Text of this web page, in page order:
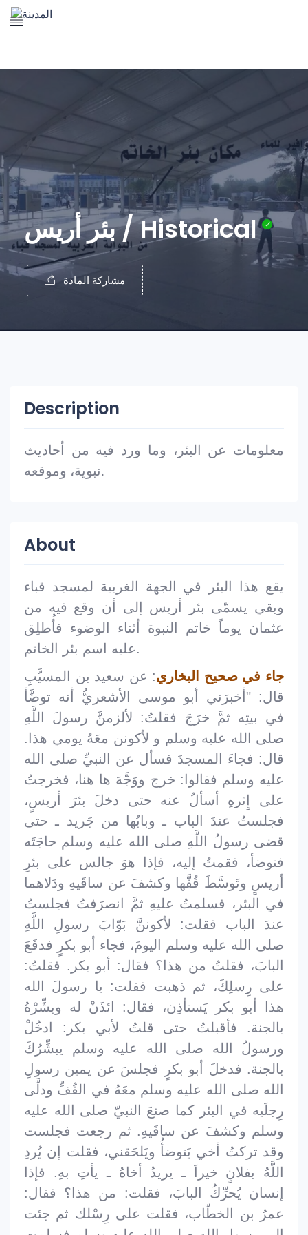
The Prophet's Mosque
Madena services
بئر أريس / Historical
مشاركة المادة
Description
معلومات عن البئر، وما ورد فيه من أحاديث
نبوية، وموقعه.
About
يقع هذا البئر في الجهة الغربية لمسجد قباء
وبقي يسمّى بئر أريس إلى أن وقع فيه من
عثمان يوماً خاتم النبوة أثناء الوضوء فأُطلِق
عليه اسم بئر الخاتم.
جاء في صحيح البخاري: عن سعيد بن المسيَّبِ
قال: "أخبرَني أبو موسى الأشعريُّ أنه توضَّأ
في بيتِه ثمَّ خرَجَ فقلتُ: لألزمنَّ رسولَ اللَّهِ
صلى الله عليه وسلم و لأكونن معَهُ يومي هذا.
قال: فجاءَ المسجدَ فسأل عن النبيِّ صلى الله
عليه وسلم فقالوا: خرج ووَجَّهَ ها هنا، فخرجتُ
على إِثرهِ أسألُ عنه حتى دخلَ بئرَ أريسٍ،
فجلستُ عندَ الباب ـ وبابُها من جَريد ـ حتى
قضى رسولُ اللَّهِ صلى الله عليه وسلم حاجَتَه
فتوضأ، فقمتُ إليه، فإذا هوَ جالس على بئرِ
أريسٍ وتَوسَّطَ قُفَّها وكشفَ عن ساقَيهِ ودَلاهما
في البئر، فسلمتُ عليهِ ثمَّ انصرَفتُ فجلستُ
عندَ الباب فقلت: لأكوننَّ بَوّابَ رسولِ اللَّهِ
صلى الله عليه وسلم اليومَ، فجاء أبو بكرٍ فدفَعَ
البابَ، فقلتُ من هذا؟ فقال: أبو بكر. فقلتُ:
على رِسلِكَ، ثم ذهبت فقلت: يا رسولَ الله
هذا أبو بكر يَستأذِن، فقال: ائذَنْ له وبشِّرْهُ
بالجنة. فأقبلتُ حتى قلتُ لأبي بكر: ادخُلْ
ورسولُ الله صلى الله عليه وسلم يبشِّرُكَ
بالجنة. فدخلَ أبو بكرٍ فجلسَ عن يمين رسولِ
الله صلى الله عليه وسلم معَهُ في القُفِّ ودلَّى
رِجلَيه في البئر كما صنعَ النبيّ صلى الله عليه
وسلم وكشفَ عن ساقَيهِ. ثم رجعت فجلست
وقد تركتُ أخي يَتوضأُ ويَلحَقني، فقلت إن يُردِ
اللَّهُ بفلانٍ خيراَ ـ يريدُ أخاهُ ـ يأتِ بهِ. فإذا
إنسان يُحرِّكُ البابَ، فقلت: من هذا؟ فقال:
عمرُ بن الخطّاب، فقلت على رِسْلك ثم جئت